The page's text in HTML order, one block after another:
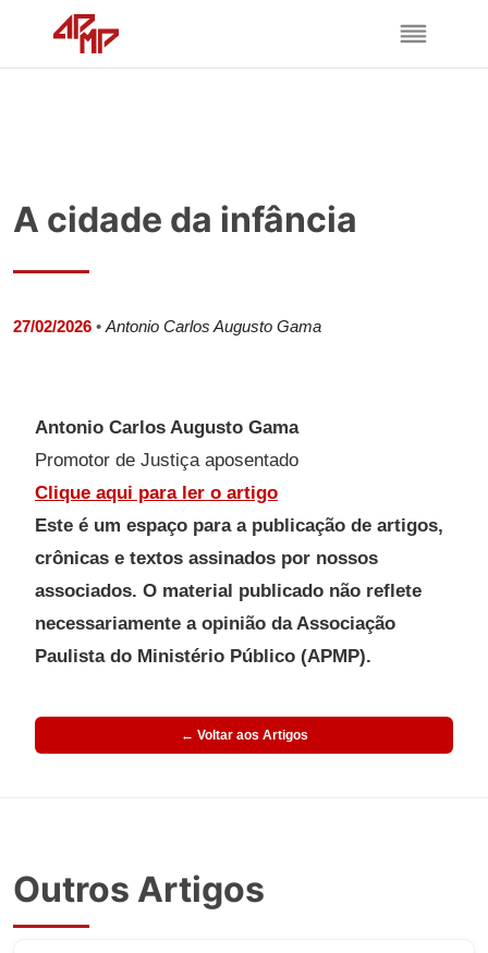
A cidade da infância
27/02/2026 • Antonio Carlos Augusto Gama
Antonio Carlos Augusto Gama
Promotor de Justiça aposentado
Clique aqui para ler o artigo
Este é um espaço para a publicação de artigos,
crônicas e textos assinados por nossos
associados. O material publicado não reflete
necessariamente a opinião da Associação
Paulista do Ministério Público (APMP).
← Voltar aos Artigos
Outros Artigos